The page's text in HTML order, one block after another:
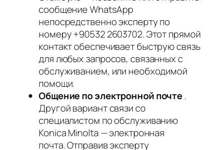
сообщение WhatsApp
непосредственно эксперту по
номеру +90532 2603702. Этот прямой
контакт обеспечивает быструю связь
для любых запросов, связанных с
обслуживанием, или необходимой
помощи.
Общение по электронной почте.
Другой вариант связи со
специалистом по обслуживанию
Konica Minolta — электронная
почта. Отправив эксперту